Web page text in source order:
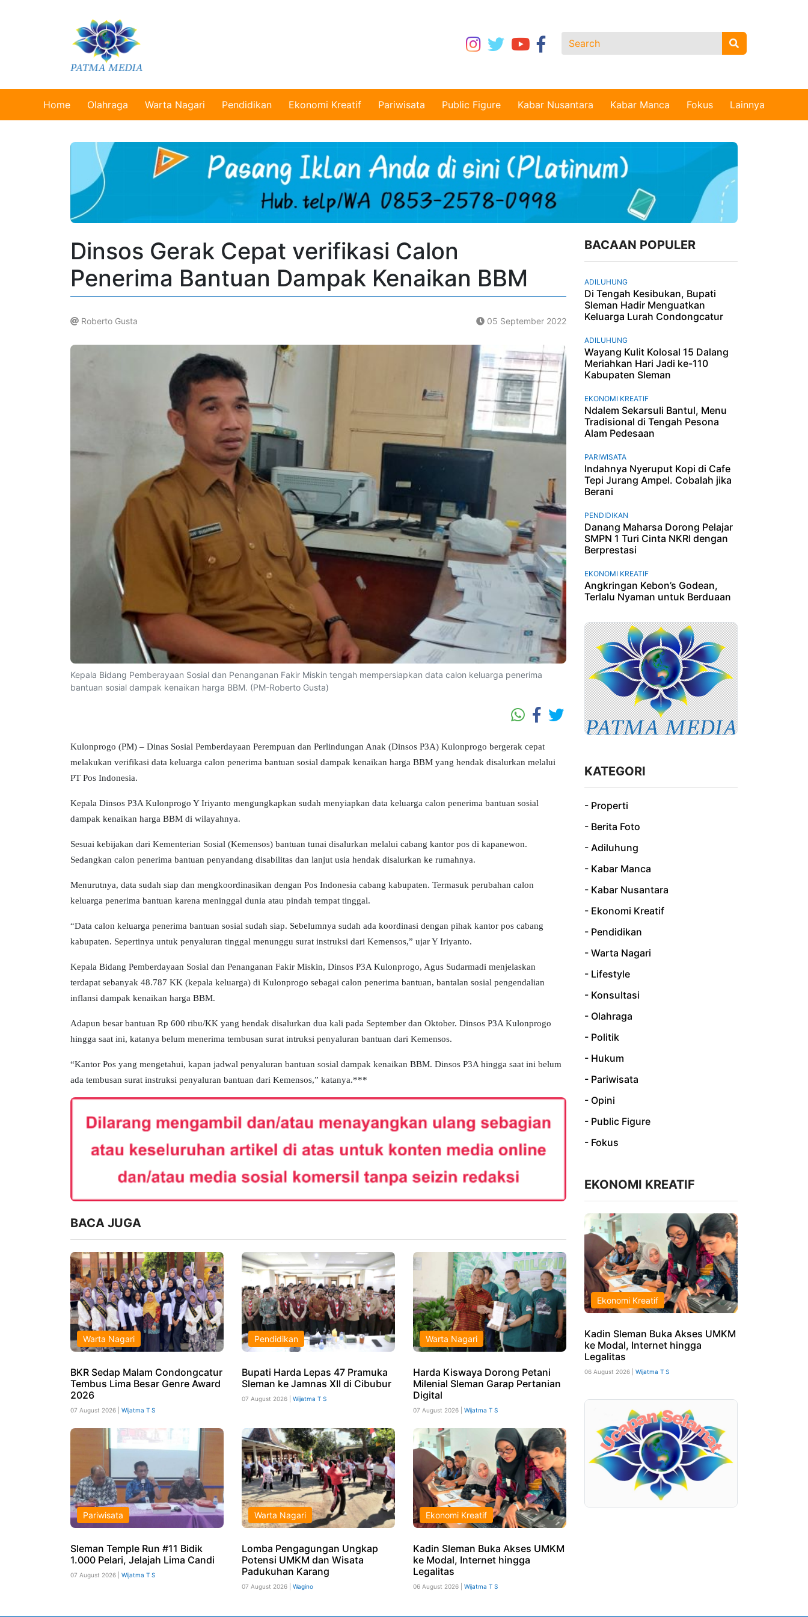
Home Olahraga Warta Nagari Pendidikan Ekonomi Kreatif Pariwisata Public Figure Kabar Nusantara Kabar Manca Fokus Lainnya
Dinsos Gerak Cepat verifikasi Calon
Penerima Bantuan Dampak Kenaikan BBM
Roberto Gusta 05 September 2022
Kepala Bidang Pemberayaan Sosial dan Penanganan Fakir Miskin tengah mempersiapkan data calon keluarga penerima
bantuan sosial dampak kenaikan harga BBM. (PM-Roberto Gusta)
Kulonprogo (PM) – Dinas Sosial Pemberdayaan Perempuan dan Perlindungan Anak (Dinsos P3A) Kulonprogo bergerak cepat
melakukan verifikasi data keluarga calon penerima bantuan sosial dampak kenaikan harga BBM yang hendak disalurkan melalui
PT Pos Indonesia.
Kepala Dinsos P3A Kulonprogo Y Iriyanto mengungkapkan sudah menyiapkan data keluarga calon penerima bantuan sosial
dampak kenaikan harga BBM di wilayahnya.
Sesuai kebijakan dari Kementerian Sosial (Kemensos) bantuan tunai disalurkan melalui cabang kantor pos di kapanewon.
Sedangkan calon penerima bantuan penyandang disabilitas dan lanjut usia hendak disalurkan ke rumahnya.
Menurutnya, data sudah siap dan mengkoordinasikan dengan Pos Indonesia cabang kabupaten. Termasuk perubahan calon
keluarga penerima bantuan karena meninggal dunia atau pindah tempat tinggal.
“Data calon keluarga penerima bantuan sosial sudah siap. Sebelumnya sudah ada koordinasi dengan pihak kantor pos cabang
kabupaten. Sepertinya untuk penyaluran tinggal menunggu surat instruksi dari Kemensos,” ujar Y Iriyanto.
Kepala Bidang Pemberdayaan Sosial dan Penanganan Fakir Miskin, Dinsos P3A Kulonprogo, Agus Sudarmadi menjelaskan
terdapat sebanyak 48.787 KK (kepala keluarga) di Kulonprogo sebagai calon penerima bantuan, bantalan sosial pengendalian
inflansi dampak kenaikan harga BBM.
Adapun besar bantuan Rp 600 ribu/KK yang hendak disalurkan dua kali pada September dan Oktober. Dinsos P3A Kulonprogo
hingga saat ini, katanya belum menerima tembusan surat intruksi penyaluran bantuan dari Kemensos.
“Kantor Pos yang mengetahui, kapan jadwal penyaluran bantuan sosial dampak kenaikan BBM. Dinsos P3A hingga saat ini belum
ada tembusan surat instruksi penyaluran bantuan dari Kemensos,” katanya.***
BACA JUGA
Warta Nagari
BKR Sedap Malam Condongcatur
Tembus Lima Besar Genre Award
2026
07 August 2026 | Wijatma T S
Pendidikan
Bupati Harda Lepas 47 Pramuka
Sleman ke Jamnas XII di Cibubur
07 August 2026 | Wijatma T S
Warta Nagari
Harda Kiswaya Dorong Petani
Milenial Sleman Garap Pertanian
Digital
07 August 2026 | Wijatma T S
Pariwisata
Sleman Temple Run #11 Bidik
1.000 Pelari, Jelajah Lima Candi
07 August 2026 | Wijatma T S
Warta Nagari
Lomba Pengagungan Ungkap
Potensi UMKM dan Wisata
Padukuhan Karang
07 August 2026 | Wagino
Ekonomi Kreatif
Kadin Sleman Buka Akses UMKM
ke Modal, Internet hingga
Legalitas
06 August 2026 | Wijatma T S
BACAAN POPULER
ADILUHUNG
Di Tengah Kesibukan, Bupati
Sleman Hadir Menguatkan
Keluarga Lurah Condongcatur
ADILUHUNG
Wayang Kulit Kolosal 15 Dalang
Meriahkan Hari Jadi ke-110
Kabupaten Sleman
EKONOMI KREATIF
Ndalem Sekarsuli Bantul, Menu
Tradisional di Tengah Pesona
Alam Pedesaan
PARIWISATA
Indahnya Nyeruput Kopi di Cafe
Tepi Jurang Ampel. Cobalah jika
Berani
PENDIDIKAN
Danang Maharsa Dorong Pelajar
SMPN 1 Turi Cinta NKRI dengan
Berprestasi
EKONOMI KREATIF
Angkringan Kebon’s Godean,
Terlalu Nyaman untuk Berduaan
KATEGORI
- Properti
- Berita Foto
- Adiluhung
- Kabar Manca
- Kabar Nusantara
- Ekonomi Kreatif
- Pendidikan
- Warta Nagari
- Lifestyle
- Konsultasi
- Olahraga
- Politik
- Hukum
- Pariwisata
- Opini
- Public Figure
- Fokus
EKONOMI KREATIF
Ekonomi Kreatif
Kadin Sleman Buka Akses UMKM
ke Modal, Internet hingga
Legalitas
06 August 2026 | Wijatma T S